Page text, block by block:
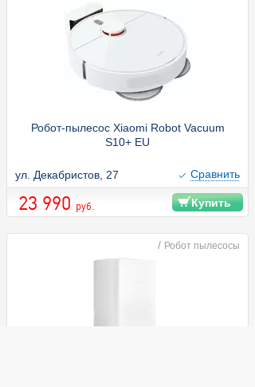
Робот-пылесос Xiaomi Robot Vacuum
S10+ EU
ул. Декабристов, 27 Cравнить
23 990 руб. Купить
/ Робот пылесосы